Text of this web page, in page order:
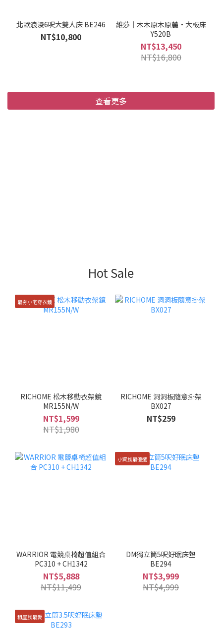
「買了自己的房子再好好佈置」——你現在住的地方，同樣值得讓你
每天回家覺得舒服。
北歐浪漫6呎大雙人床 BE246
NT$10,800
維莎｜木木原木原麓·大板床
Y520B
NT$13,450
NT$16,800
查看更多
Hot Sale
最夯小宅穿衣鏡
RICHOME 松木移動衣架鏡
MR155N/W
NT$1,599
NT$1,980
RICHOME 洞洞板隨意掛架
BX027
NT$259
WARRIOR 電競桌椅超值組合
PC310 + CH1342
NT$5,888
NT$11,499
小資族最優選
DM獨立筒5呎好眠床墊
BE294
NT$3,999
NT$4,999
租屋族最愛